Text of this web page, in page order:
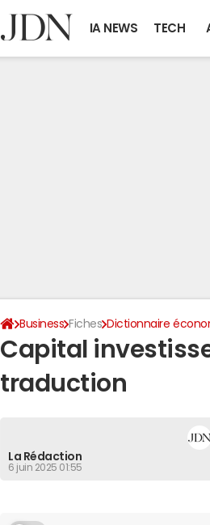
IA NEWS TECH
Business Fiches Dictionnaire
Capital
traduction
La Rédaction
6 juin 2025 01:55